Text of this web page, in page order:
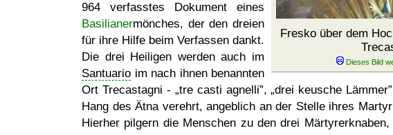
Fresko über dem
964 verfasstes Dokument eines
Basilianermönches, der den dreien
für ihre Hilfe beim Verfassen dankt.
Die drei Heiligen werden auch im
Santuario im nach ihnen benannten
Ort Trecastagni -
tre casti agnelli , drei keusche Lämmer
Hang des Ätna verehrt, angeblich an der Stelle ihres
Hierher pilgern die Menschen zu den drei Märtyrerknaben,